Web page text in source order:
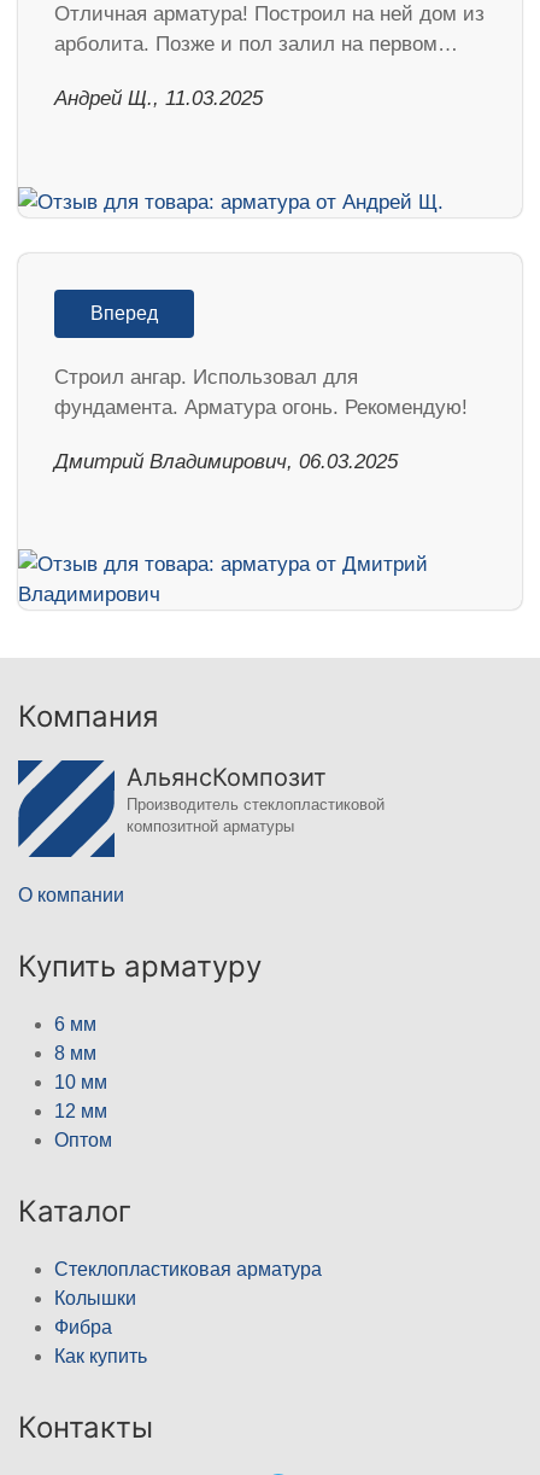
Отличная арматура! Построил на ней дом из
арболита. Позже и пол залил на первом…
Андрей Щ., 11.03.2025
Вперед
Строил ангар. Использовал для
фундамента. Арматура огонь. Рекомендую!
Дмитрий Владимирович, 06.03.2025
Компания
АльянсКомпозит
Производитель стеклопластиковой
композитной арматуры
О компании
Купить арматуру
6 мм
8 мм
10 мм
12 мм
Оптом
Каталог
Стеклопластиковая арматура
Колышки
Фибра
Как купить
Контакты